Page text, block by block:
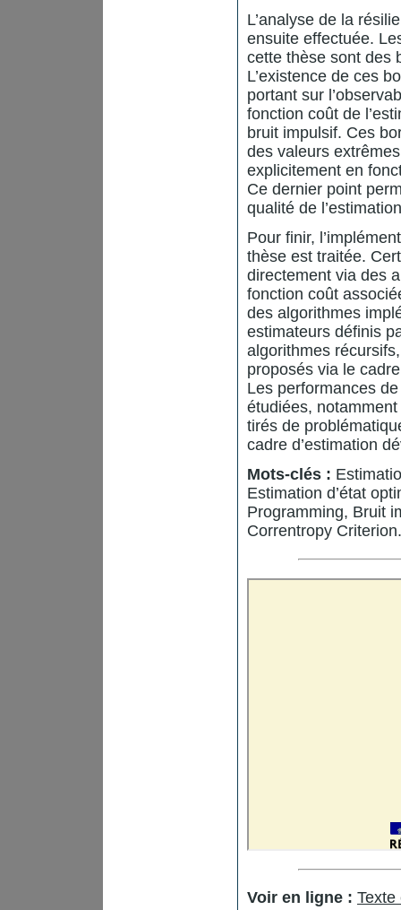
L’analyse de la
ensuite effectuée.
cette thèse sont des
L’existence de ces
portant sur
fonction coût de
bruit impulsif. Ces
des valeurs
explicitement en
Ce dernier point
qualité de
Pour finir,
thèse est traitée.
directement via des
fonction coût
des algorithmes
estimateurs définis
algorithmes
proposés via le
Les performances
étudiées,
tirés de
cadre d’estimation
Mots-clés :
Estimation d’état
Programming, Bruit
Correntropy Criterion.
Voir en ligne : Texte